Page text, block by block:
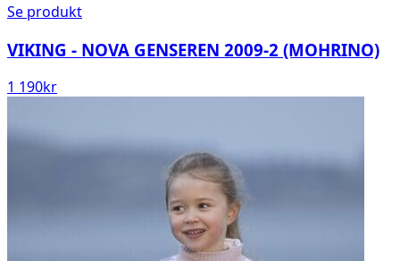
Se produkt
VIKING - NOVA GENSEREN 2009-2 (MOHRINO)
1 190kr